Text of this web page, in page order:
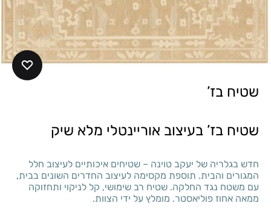
שטיח בז’
שטיח בז’ בעיצוב אוריינטלי מלא שיק
חדש בגלריה של יעקב טוינה – שטיחים איכותיים לעיצוב חלל
המגורים והבית. תוספת מקסימה לעיצוב החדרים השונים בבית,
עם משטח נגד החלקה. שטיח רב שימושי, קל לניקוי ותחזוקה
ממאה אחוז פוליאסטר. מומלץ על ידי הצוות.